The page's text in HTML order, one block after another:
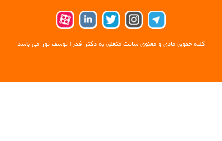
کلیه حقوق مادی و معنوی سایت متعلق به دکتر فدرا یوسف پور می باشد